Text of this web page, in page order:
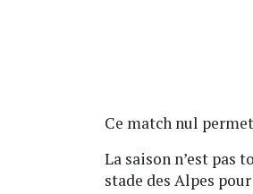
Ce match nul
La saison n’est pas
stade des Alpes